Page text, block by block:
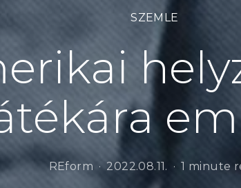
SZEMLE
REform 2022.08.11. 1 minute